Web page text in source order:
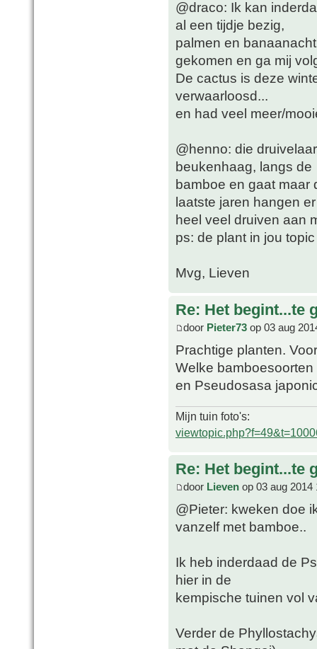
@draco: Ik kan
al een tijdje bezig,
palmen en
gekomen en ga mij
De cactus is deze
verwaarloosd...
en had veel meer/
@henno: die
beukenhaag, langs de
bamboe en gaat maar
laatste jaren hangen
heel veel druiven aan
ps: de plant in jou
Mvg, Lieven
Re: Het begint...te
door Pieter73 op 03 aug
Prachtige planten.
Welke
en Pseudosasa
Mijn tuin foto's:
Re: Het begint...te
door Lieven op 03 aug 2014
@Pieter: kweken doe
vanzelf met bamboe..
Ik heb inderdaad de
hier in de
kempische tuinen vol
Verder de